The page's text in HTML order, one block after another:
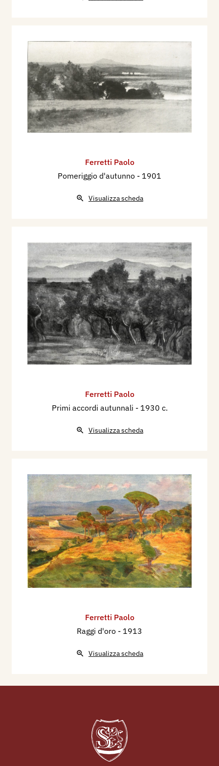
Ferretti Paolo
Pomeriggio d'autunno - 1901
Visualizza scheda
Ferretti Paolo
Primi accordi autunnali - 1930 c.
Visualizza scheda
Ferretti Paolo
Raggi d'oro - 1913
Visualizza scheda